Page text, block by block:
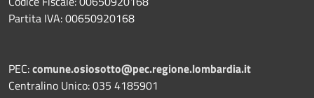
Partita IVA: 00650920168
PEC:comune.osiosotto@pec.regione.lombardia.it
Centralino Unico: 035 4185901